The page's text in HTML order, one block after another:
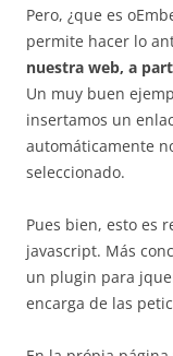
Pero, ¿que es
permite hacer lo
nuestra web, a
Un muy buen
insertamos un
automáticamente
seleccionado.
Pues bien, esto es
javascript. Más
un plugin para
encarga de las